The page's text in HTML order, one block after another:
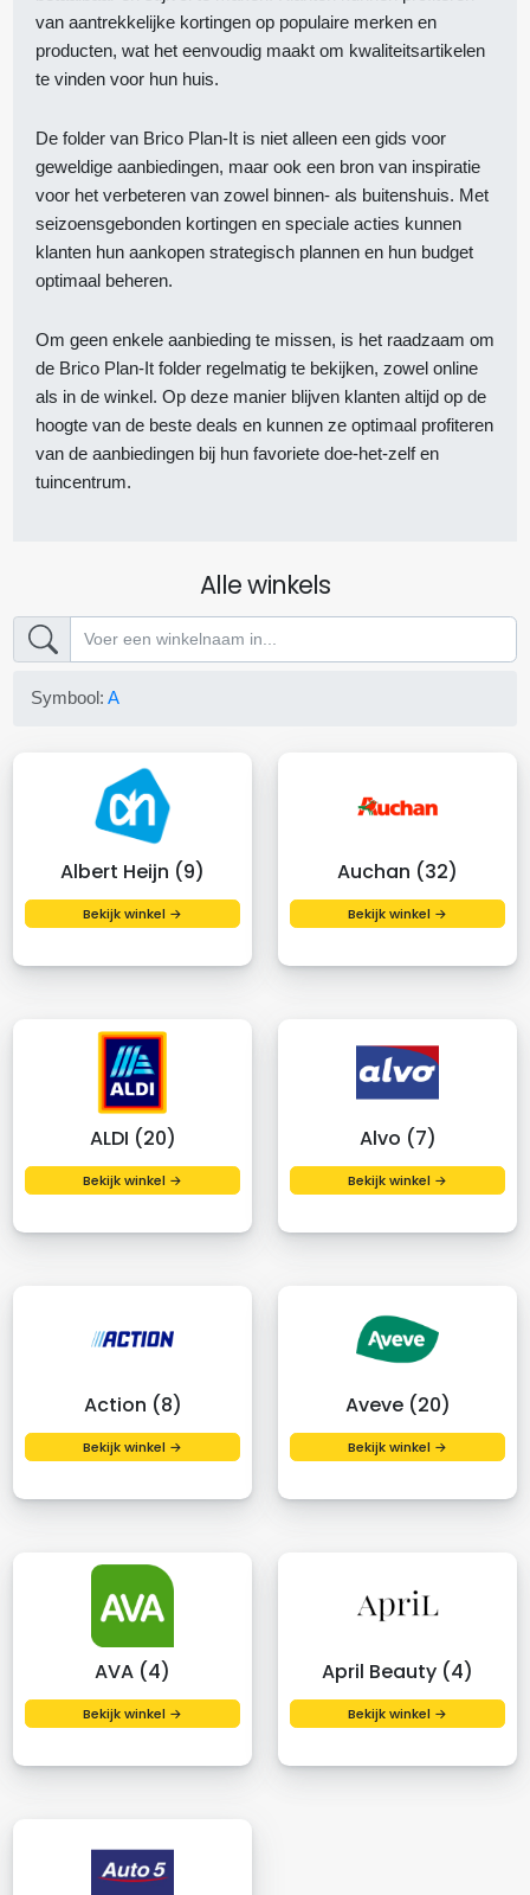
van aantrekkelijke kortingen op populaire merken en
producten, wat het eenvoudig maakt om kwaliteitsartikelen
te vinden voor hun huis.
De folder van Brico Plan-It is niet alleen een gids voor
geweldige aanbiedingen, maar ook een bron van inspiratie
voor het verbeteren van zowel binnen- als buitenshuis. Met
seizoensgebonden kortingen en speciale acties kunnen
klanten hun aankopen strategisch plannen en hun budget
optimaal beheren.
Om geen enkele aanbieding te missen, is het raadzaam om
de Brico Plan-It folder regelmatig te bekijken, zowel online
als in de winkel. Op deze manier blijven klanten altijd op de
hoogte van de beste deals en kunnen ze optimaal profiteren
van de aanbiedingen bij hun favoriete doe-het-zelf en
tuincentrum.
Alle winkels
Symbool:A
Albert Heijn (9)
Bekijk winkel →
Auchan (32)
Bekijk winkel →
ALDI (20)
Bekijk winkel →
Alvo (7)
Bekijk winkel →
Action (8)
Bekijk winkel →
Aveve (20)
Bekijk winkel →
AVA (4)
Bekijk winkel →
April Beauty (4)
Bekijk winkel →